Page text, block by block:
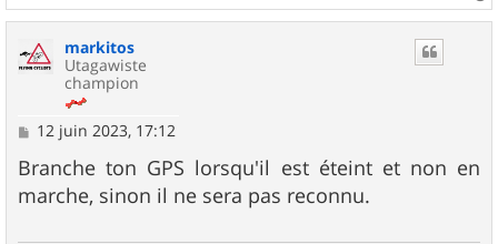
a
markitos
Utagawiste
champion
M
s
s
a
12 juin 2023, 17:12
Branche ton GPS lorsqu'il est éteint et non en
marche, sinon il ne sera pas reconnu.